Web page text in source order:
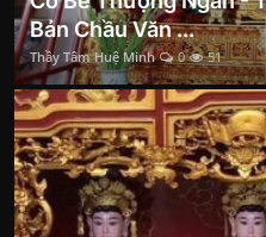
Bản Chầu Văn ...
Thầy Tâm Huệ Minh 0 51